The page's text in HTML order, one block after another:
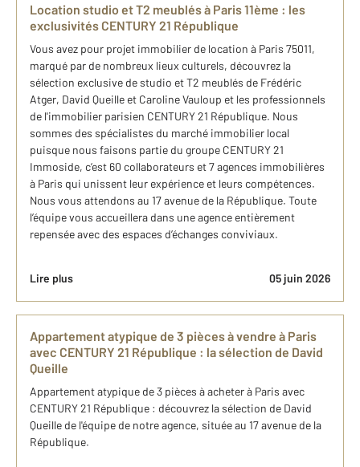
Location studio et T2 meublés à Paris 11ème : les
exclusivités CENTURY 21 République
Vous avez pour projet immobilier de location à Paris 75011,
marqué par de nombreux lieux culturels, découvrez la
sélection exclusive de studio et T2 meublés de Frédéric
Atger, David Queille et Caroline Vauloup et les professionnels
de l'immobilier parisien CENTURY 21 République. Nous
sommes des spécialistes du marché immobilier local
puisque nous faisons partie du groupe CENTURY 21
Immoside, c’est 60 collaborateurs et 7 agences immobilières
à Paris qui unissent leur expérience et leurs compétences.
Nous vous attendons au 17 avenue de la République. Toute
l’équipe vous accueillera dans une agence entièrement
repensée avec des espaces d’échanges conviviaux.
Lire plus 05 juin 2026
Appartement atypique de 3 pièces à​ vendre à Paris​
avec CENTURY 21 République : ​la sélection de David
Queille
Appartement atypique de 3 pièces à​ acheter à Paris​ avec
CENTURY 21 République : découvrez la sélection de David
Queille ​de l'équipe de notre agence, située au 17 avenue de la
République.